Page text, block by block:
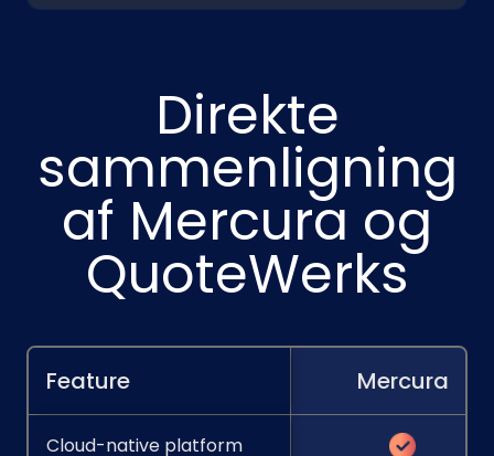
Direkte
sammenligning
af Mercura og
QuoteWerks
Feature Mercura
Cloud-native platform